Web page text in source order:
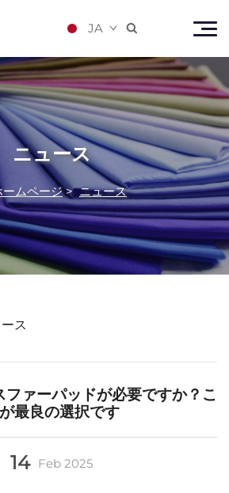
JA 
ニュース
ームページ>ニュース
ス
ァーパッドが必要ですか？こ
最良の選択です
14 Feb 2025